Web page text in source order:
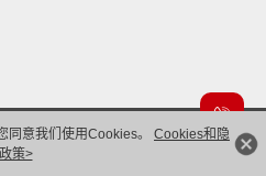
同意我们使用Cookies。 Cookies和隐
策>
。 保留一切权利。粤A2-20044005号
法律声明